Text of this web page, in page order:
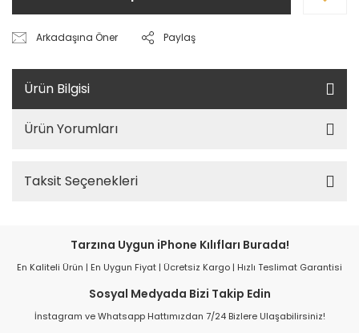
Arkadaşına Öner Paylaş
Ürün Bilgisi
Ürün Yorumları
Taksit Seçenekleri
Tarzına Uygun iPhone Kılıfları Burada!
En Kaliteli Ürün | En Uygun Fiyat | Ücretsiz Kargo | Hızlı Teslimat Garantisi
Sosyal Medyada Bizi Takip Edin
İnstagram ve Whatsapp Hattımızdan 7/24 Bizlere Ulaşabilirsiniz!